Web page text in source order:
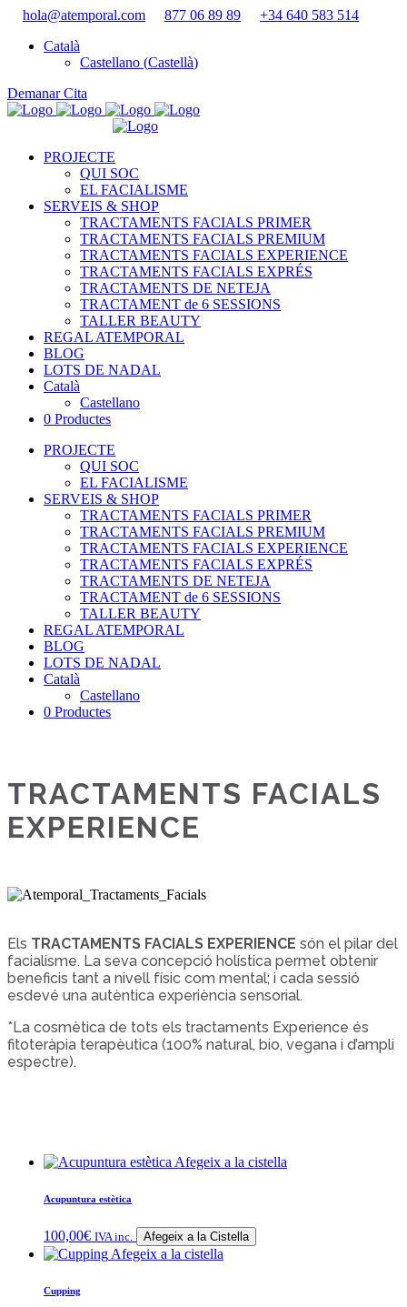
hola@atemporal.com 877 06 89 89
+34 640 583 514
Català
Castellano (Castellà)
Demanar Cita
PROJECTE
QUI SOC
EL FACIALISME
SERVEIS & SHOP
TRACTAMENTS FACIALS PRIMER
TRACTAMENTS FACIALS PREMIUM
TRACTAMENTS FACIALS EXPERIENCE
TRACTAMENTS FACIALS EXPRÉS
TRACTAMENTS DE NETEJA
TRACTAMENT de 6 SESSIONS
TALLER BEAUTY
REGAL ATEMPORAL
BLOG
LOTS DE NADAL
Català
Castellano
0 Productes
PROJECTE
QUI SOC
EL FACIALISME
SERVEIS & SHOP
TRACTAMENTS FACIALS PRIMER
TRACTAMENTS FACIALS PREMIUM
TRACTAMENTS FACIALS EXPERIENCE
TRACTAMENTS FACIALS EXPRÉS
TRACTAMENTS DE NETEJA
TRACTAMENT de 6 SESSIONS
TALLER BEAUTY
REGAL ATEMPORAL
BLOG
LOTS DE NADAL
Català
Castellano
0 Productes
TRACTAMENTS FACIALS
EXPERIENCE
Els TRACTAMENTS FACIALS EXPERIENCE són el pilar del
facialisme. La seva concepció holística permet obtenir
beneficis tant a nivell físic com mental; i cada sessió
esdevé una autèntica experiència sensorial.
*La cosmètica de tots els tractaments Experience és
fitoteràpia terapèutica (100% natural, bio, vegana i d’ampli
espectre).
Afegeix a la cistella
Acupuntura estètica
100,00€ IVA inc. Afegeix a la Cistella
Afegeix a la cistella
Cupping